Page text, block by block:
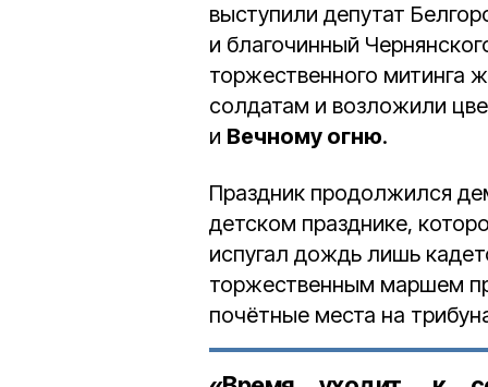
выступили депутат
и благочинный
торжественного митинга
солдатам и возложили
и Вечному огню.
Праздник продолжился
детском празднике,
испугал дождь лишь
торжественным маршем
почётные места на